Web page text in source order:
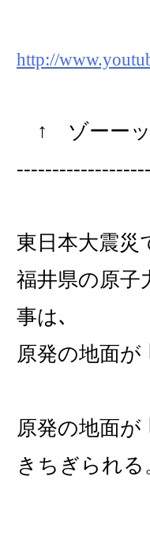
http://
↑ ゾーーッ
東日本大震災
福井県の原子
事は､
原発の地面
原発の地面が
きちぎられ